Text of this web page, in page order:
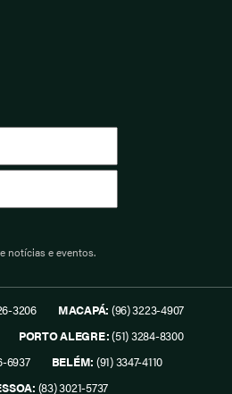
notícias e eventos.
3206 MACAPÁ: (96) 3223-4907
PORTO ALEGRE:(51) 3284-8300
6937 BELÉM: (91) 3347-4110
(83) 3021-5737